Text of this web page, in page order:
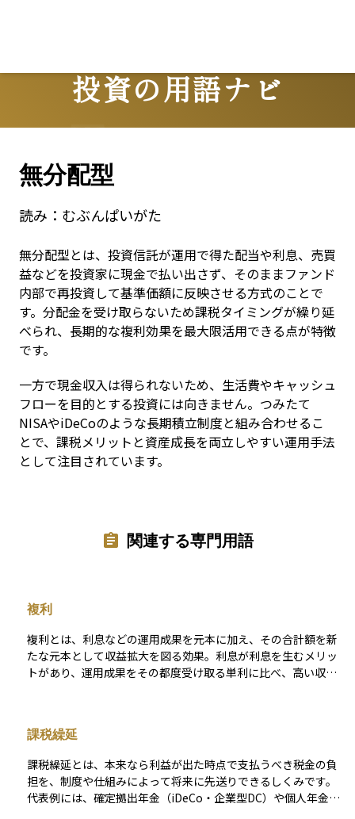
投資の用語ナビ
Terms
無分配型
読み： むぶんぱいがた
無分配型とは、投資信託が運用で得た配当や利息、売買
益などを投資家に現金で払い出さず、そのままファンド
内部で再投資して基準価額に反映させる方式のことで
す。分配金を受け取らないため課税タイミングが繰り延
べられ、長期的な複利効果を最大限活用できる点が特徴
です。
一方で現金収入は得られないため、生活費やキャッシュ
フローを目的とする投資には向きません。つみたて
NISAやiDeCoのような長期積立制度と組み合わせるこ
とで、課税メリットと資産成長を両立しやすい運用手法
として注目されています。
関連する専門用語
複利
複利とは、利息などの運用成果を元本に加え、その合計額を新
たな元本として収益拡大を図る効果。利息が利息を生むメリッ
トがあり、運用成果をその都度受け取る単利に比べ、高い収益
課税繰延
課税繰延とは、本来なら利益が出た時点で支払うべき税金の負
担を、制度や仕組みによって将来に先送りできるしくみです。
代表例には、確定拠出年金（iDeCo・企業型DC）や個人年金保